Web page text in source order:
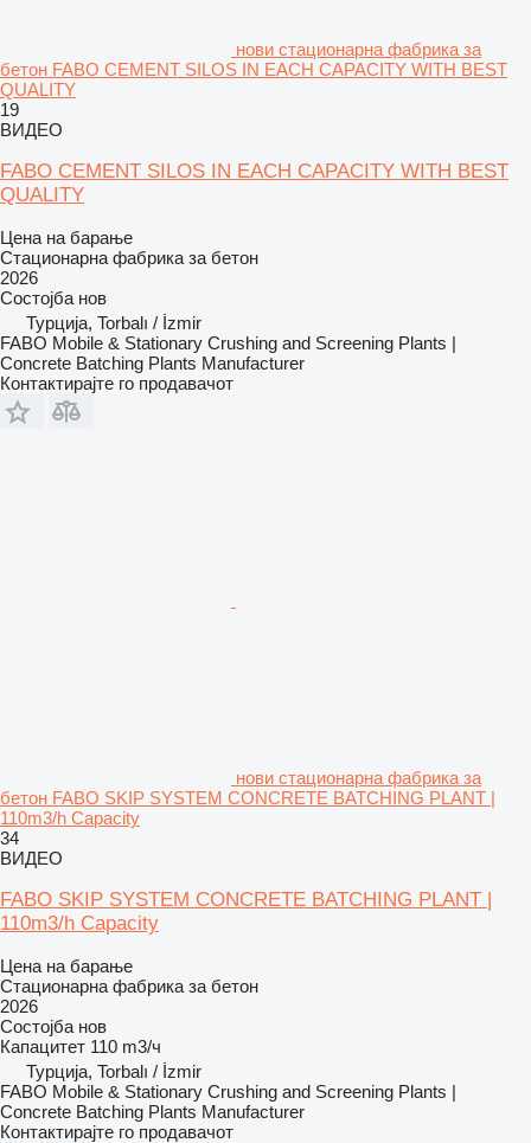
нови стационарна фабрика за
бетон FABO CEMENT SILOS IN EACH CAPACITY WITH BEST
QUALITY
19
ВИДЕО
FABO CEMENT SILOS IN EACH CAPACITY WITH BEST
QUALITY
Цена на барање
Стационарна фабрика за бетон
2026
Состојба нов
Турција, Torbalı / İzmir
FABO Mobile & Stationary Crushing and Screening Plants |
Concrete Batching Plants Manufacturer
Контактирајте го продавачот
нови стационарна фабрика за
бетон FABO SKIP SYSTEM CONCRETE BATCHING PLANT |
110m3/h Capacity
34
ВИДЕО
FABO SKIP SYSTEM CONCRETE BATCHING PLANT |
110m3/h Capacity
Цена на барање
Стационарна фабрика за бетон
2026
Состојба нов
Капацитет 110 m3/ч
Турција, Torbalı / İzmir
FABO Mobile & Stationary Crushing and Screening Plants |
Concrete Batching Plants Manufacturer
Контактирајте го продавачот